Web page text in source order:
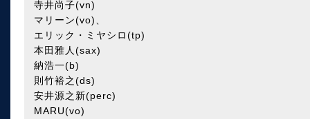
寺井尚子(vn)
マリーン(vo)、
エリック・ミヤシロ(tp)
本田雅人(sax)
納浩一(b)
則竹裕之(ds)
安井源之新(perc)
MARU(vo)